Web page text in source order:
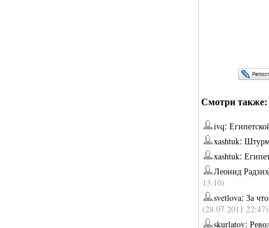
Смотри также:
ivq:
xashtuk: Штурм
xashtuk:
Леонид
13:10)
svetlova: За
(28.07.2011 22:47)
skurlatov: